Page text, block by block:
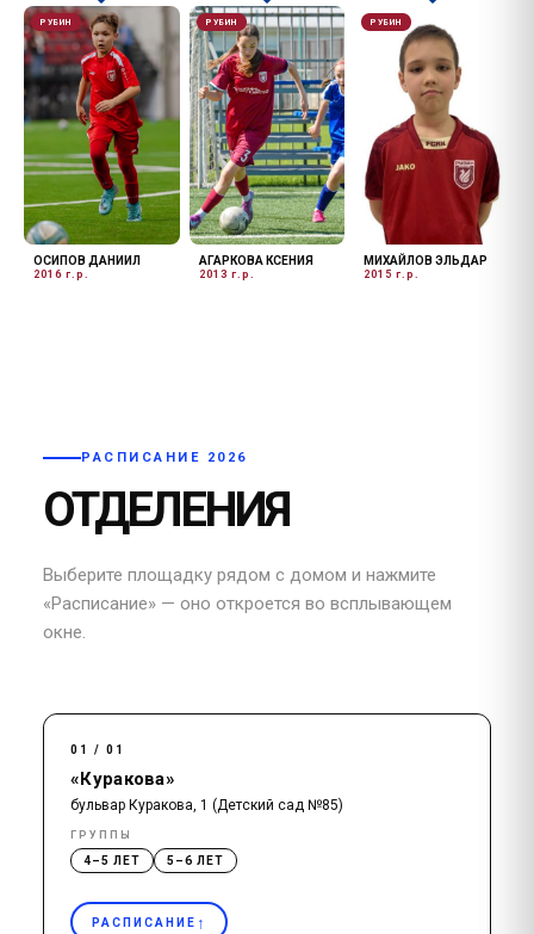
РУБИН
ОСИПОВ ДАНИИЛ
2016 г.р.
РУБИН
АГАРКОВА КСЕНИЯ
2013 г.р.
РУБИН
МИХАЙЛОВ ЭЛЬДАР
2015 г.р.
РАСПИСАНИЕ 2026
ОТДЕЛЕНИЯ
Выберите площадку рядом с домом и нажмите
«Расписание» — оно откроется во всплывающем
окне.
01 / 01
«Куракова»
бульвар Куракова, 1 (Детский сад №85)
ГРУППЫ
4–5 ЛЕТ 5–6 ЛЕТ
РАСПИСАНИЕ ↑